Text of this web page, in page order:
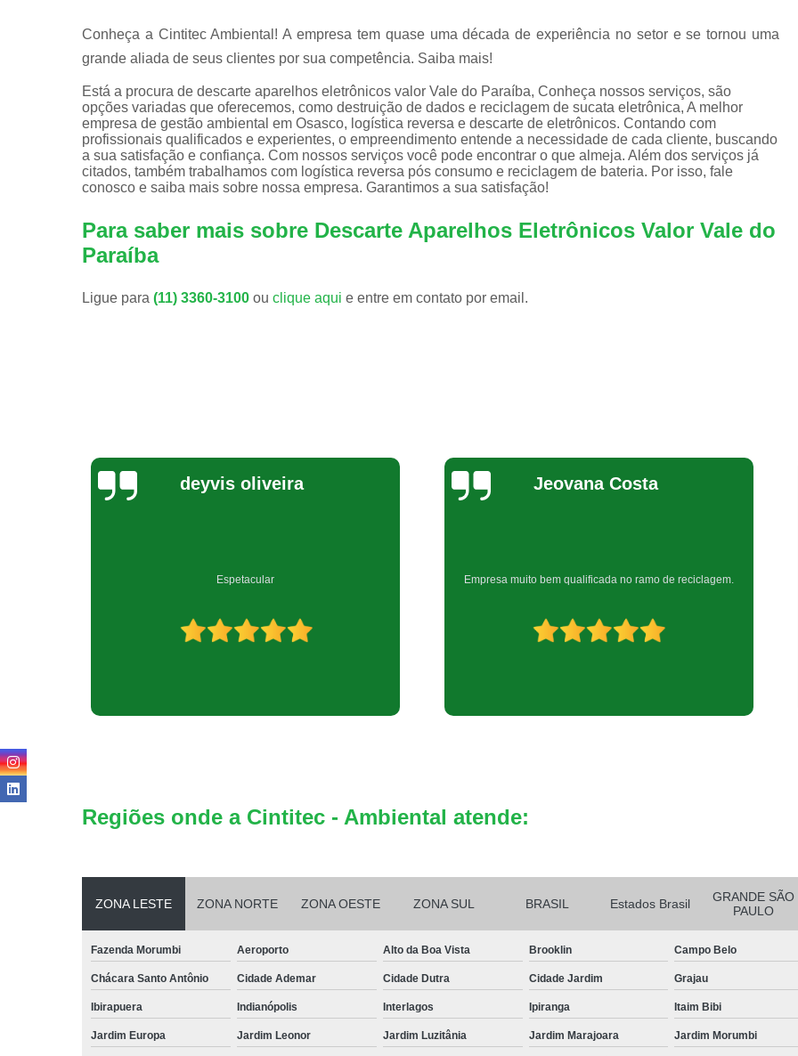
Empresas Logística Reversa
Logística Reversa de Eletrônicos
Logística Reversa de Reciclagem
Logística Reversa Lixo Eletrônico
Empresa de Reciclagem Eletrônica
Reciclagem em Peças de Informática
Reciclagem Placas Circuito
Reciclagem Bateria Automotiva
Conheça a Cintitec Ambiental! A empresa tem quase uma década de experiência no setor e se tornou uma
grande aliada de seus clientes por sua competência. Saiba mais!
Está a procura de descarte aparelhos eletrônicos valor Vale do Paraíba, Conheça nossos serviços, são
opções variadas que oferecemos, como destruição de dados e reciclagem de sucata eletrônica, A melhor
empresa de gestão ambiental em Osasco, logística reversa e descarte de eletrônicos. Contando com
profissionais qualificados e experientes, o empreendimento entende a necessidade de cada cliente, buscando
a sua satisfação e confiança. Com nossos serviços você pode encontrar o que almeja. Além dos serviços já
citados, também trabalhamos com logística reversa pós consumo e reciclagem de bateria. Por isso, fale
conosco e saiba mais sobre nossa empresa. Garantimos a sua satisfação!
Para saber mais sobre Descarte Aparelhos Eletrônicos Valor Vale do
Paraíba
Ligue para (11) 3360-3100 ou clique aqui e entre em contato por email.
Jeovana Costa
Empresa muito bem qualificada no ramo de reciclagem.
Bel Araujo
Muito boa
Regiões onde a Cintitec - Ambiental atende:
ZONA LESTE ZONA NORTE ZONA OESTE ZONA SUL BRASIL Estados Brasil
GRANDE SÃO
PAULO
Fazenda Morumbi Aeroporto Alto da Boa Vista Brooklin Campo Belo
Chácara Santo Antônio Cidade Ademar Cidade Dutra Cidade Jardim Grajau
Ibirapuera Indianópolis Interlagos Ipiranga Itaim Bibi
Jardim Europa Jardim Leonor Jardim Luzitânia Jardim Marajoara Jardim Morumbi